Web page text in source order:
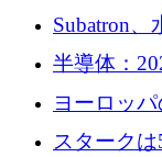
Macrodata
Subatron
の 1 つに
確保
半導体：
10社
ヨーロッ
ユーロの取
スタークは